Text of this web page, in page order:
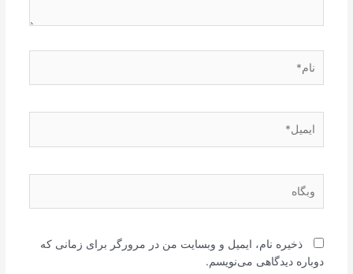
ذخیره نام، ایمیل و وبسایت من در مرورگر برای زمانی که
دوباره دیدگاهی می‌نویسم.